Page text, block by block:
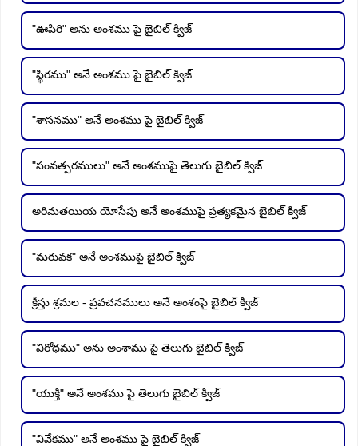
"ఊపిరి" అను అంశము పై బైబిల్ క్విజ్
"స్థిరము" అనే అంశము పై బైబిల్ క్విజ్
"శాసనము" అనే అంశము పై బైబిల్ క్విజ్
"సంవత్సరములు" అనే అంశముపై తెలుగు బైబిల్ క్విజ్
అరిమతయియ యోసేపు అనే అంశముపై ప్రత్యకమైన బైబిల్ క్విజ్
"మరువక" అనే అంశముపై బైబిల్ క్విజ్
క్రీస్తు శ్రమల - ప్రవచనములు అనే అంశంపై బైబిల్ క్విజ్
"విరోధము" అను అంశాము పై తెలుగు బైబిల్ క్విజ్
"యుక్తి" అనే అంశము పై తెలుగు బైబిల్ క్విజ్
"వివేకము" అనే అంశము పై బైబిల్ క్విజ్